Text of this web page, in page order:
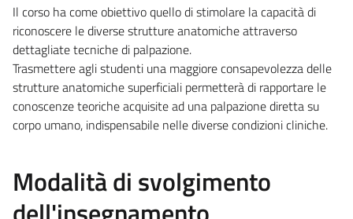
Il corso ha come obiettivo quello di stimolare la capacità di
riconoscere le diverse strutture anatomiche attraverso
dettagliate tecniche di palpazione.
Trasmettere agli studenti una maggiore consapevolezza delle
strutture anatomiche superficiali permetterà di rapportare le
conoscenze teoriche acquisite ad una palpazione diretta su
corpo umano, indispensabile nelle diverse condizioni cliniche.
Modalità di svolgimento